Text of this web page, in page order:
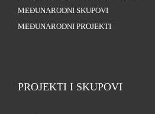
MEĐUNARODNI SKUPOVI
MEĐUNARODNI PROJEKTI
PROJEKTI I SKUPOVI